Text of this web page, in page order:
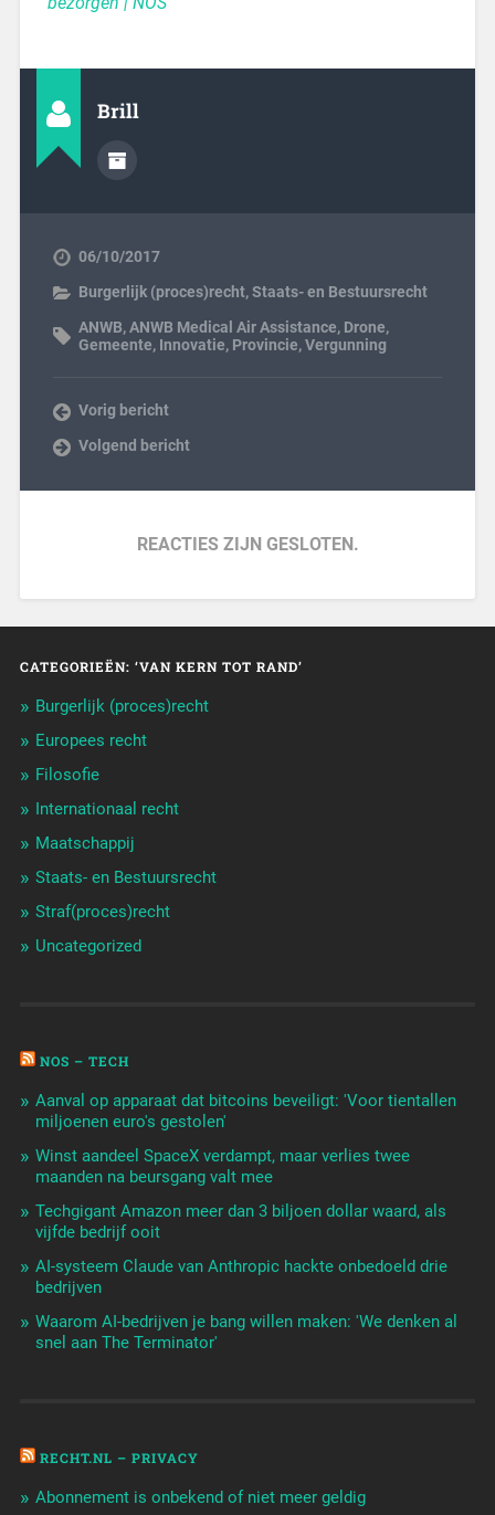
Brill
06/10/2017
Burgerlijk (proces)recht,Staats- en Bestuursrecht
ANWB,ANWB Medical Air Assistance, Drone,
Gemeente, Innovatie, Provincie,Vergunning
Vorig bericht
Volgend bericht
REACTIES ZIJN GESLOTEN.
CATEGORIEËN: ‘VAN KERN TOT RAND’
Burgerlijk (proces)recht
Europees recht
Filosofie
Internationaal recht
Maatschappij
Staats- en Bestuursrecht
Straf(proces)recht
Uncategorized
NOS – TECH
Aanval op apparaat dat bitcoins beveiligt: 'Voor tientallen
miljoenen euro's gestolen'
Winst aandeel SpaceX verdampt, maar verlies twee
maanden na beursgang valt mee
Techgigant Amazon meer dan 3 biljoen dollar waard, als
vijfde bedrijf ooit
AI-systeem Claude van Anthropic hackte onbedoeld drie
bedrijven
Waarom AI-bedrijven je bang willen maken: 'We denken al
snel aan The Terminator'
RECHT.NL – PRIVACY
Abonnement is onbekend of niet meer geldig